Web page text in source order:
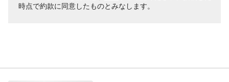
時点で約款に同意したものとみなします。